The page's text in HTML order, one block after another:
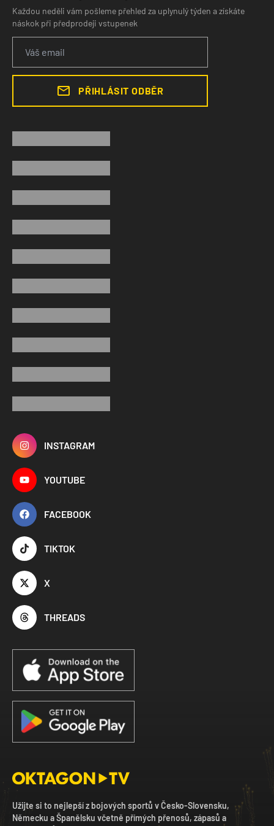
Každou neděli vám pošleme přehled za uplynulý týden a získáte
náskok při předprodeji vstupenek
PŘIHLÁSIT ODBĚR
INSTAGRAM
YOUTUBE
FACEBOOK
TIKTOK
X
THREADS
Užijte si to nejlepší z bojových sportů v Česko-Slovensku,
Německu a Španělsku včetně přímých přenosů, zápasů a